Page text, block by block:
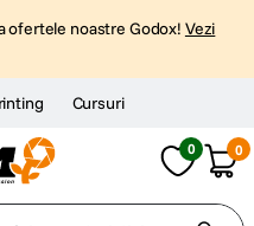
ofertele noastre Godox! Vezi
Cursuri
0 0
caracteristici...